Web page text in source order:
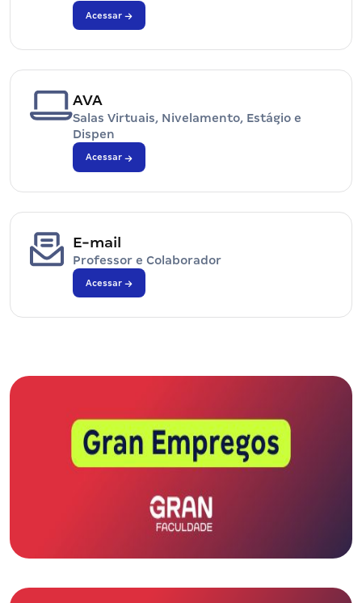
Acessar
AVA
Salas Virtuais, Nivelamento, Estágio e
Dispen
Acessar
E-mail
Professor e Colaborador
Acessar